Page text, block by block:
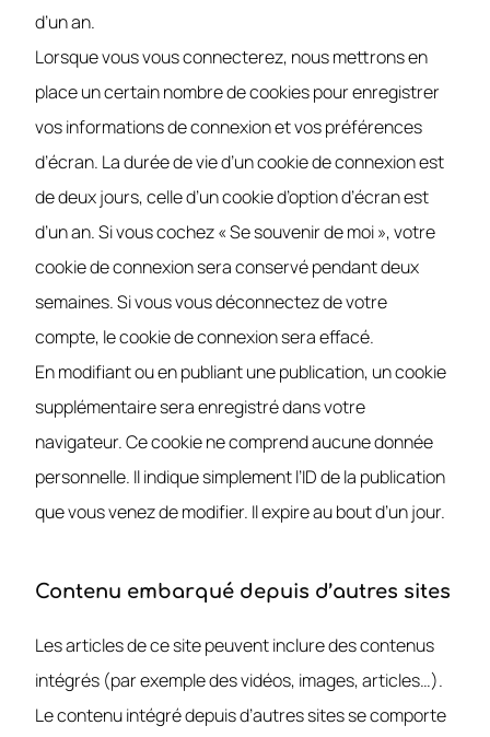
d’un an.
Lorsque vous vous connecterez, nous mettrons en
place un certain nombre de cookies pour enregistrer
vos informations de connexion et vos préférences
d’écran. La durée de vie d’un cookie de connexion est
de deux jours, celle d’un cookie d’option d’écran est
d’un an. Si vous cochez « Se souvenir de moi », votre
cookie de connexion sera conservé pendant deux
semaines. Si vous vous déconnectez de votre
compte, le cookie de connexion sera effacé.
En modifiant ou en publiant une publication, un cookie
supplémentaire sera enregistré dans votre
navigateur. Ce cookie ne comprend aucune donnée
personnelle. Il indique simplement l’ID de la publication
que vous venez de modifier. Il expire au bout d’un jour.
Contenu embarqué depuis d’autres sites
Les articles de ce site peuvent inclure des contenus
intégrés (par exemple des vidéos, images, articles…).
Le contenu intégré depuis d’autres sites se comporte